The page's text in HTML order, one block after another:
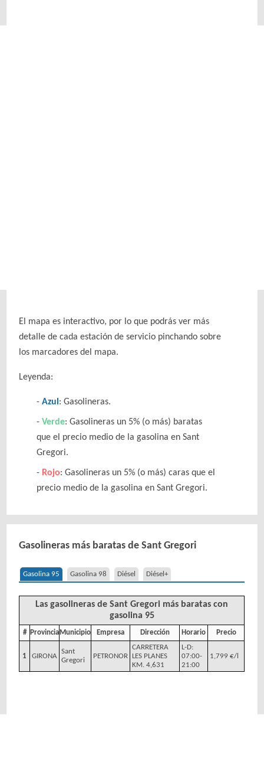
El mapa es interactivo, por lo que podrás ver más
detalle de cada estación de servicio pinchando sobre
los marcadores del mapa.
Leyenda:
Azul : Gasolineras.
Verde: Gasolineras un 5% (o más) baratas
que el precio medio de la gasolina en Sant
Gregori.
Rojo: Gasolineras un 5% (o más) caras que el
precio medio de la gasolina en Sant Gregori.
Gasolineras más baratas de Sant Gregori
Gasolina 95 Gasolina 98 Diésel Diésel+
Las gasolineras de Sant Gregori más baratas con
gasolina 95
# Provincia Municipio Empresa Dirección Horario Precio
1 GIRONA
Sant
Gregori
PETRONOR
CARRETERA
LES PLANES
KM. 4,631
L-D:
07:00-
21:00
1,799 €/l